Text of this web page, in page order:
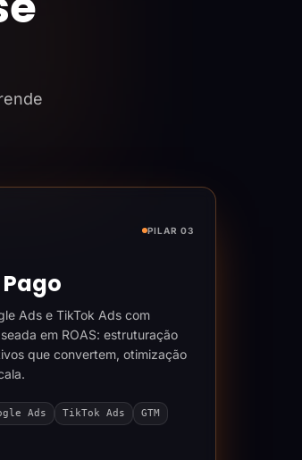
PILAR 03
Ads e TikTok Ads com
em ROAS: estruturação
que convertem, otimização
Ads TikTok Ads
GTM